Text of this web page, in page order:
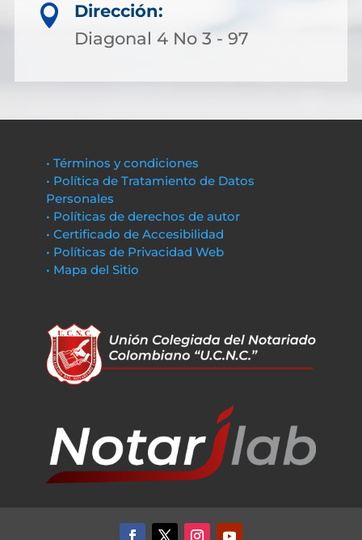

Dirección:
Diagonal 4 No 3 - 97
• Términos y condiciones
• Política de Tratamiento de Datos
Personales
• Políticas de derechos de autor
• Certificado de Accesibilidad
• Políticas de Privacidad Web
• Mapa del Sitio